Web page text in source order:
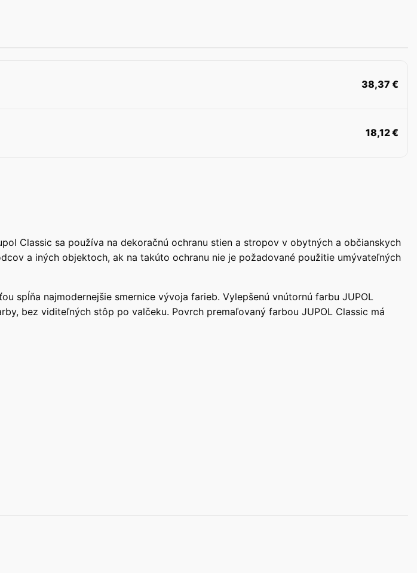
38,37 €
18,12€
Classic sa používa na dekoračnú ochranu stien a stropov v obytných a občianskych
a iných objektoch, ak na takúto ochranu nie je požadované použitie umývateľných
spĺňa najmodernejšie smernice vývoja farieb. Vylepšenú vnútornú farbu JUPOL
bez viditeľných stôp po valčeku. Povrch premaľovaný farbou JUPOL Classic má